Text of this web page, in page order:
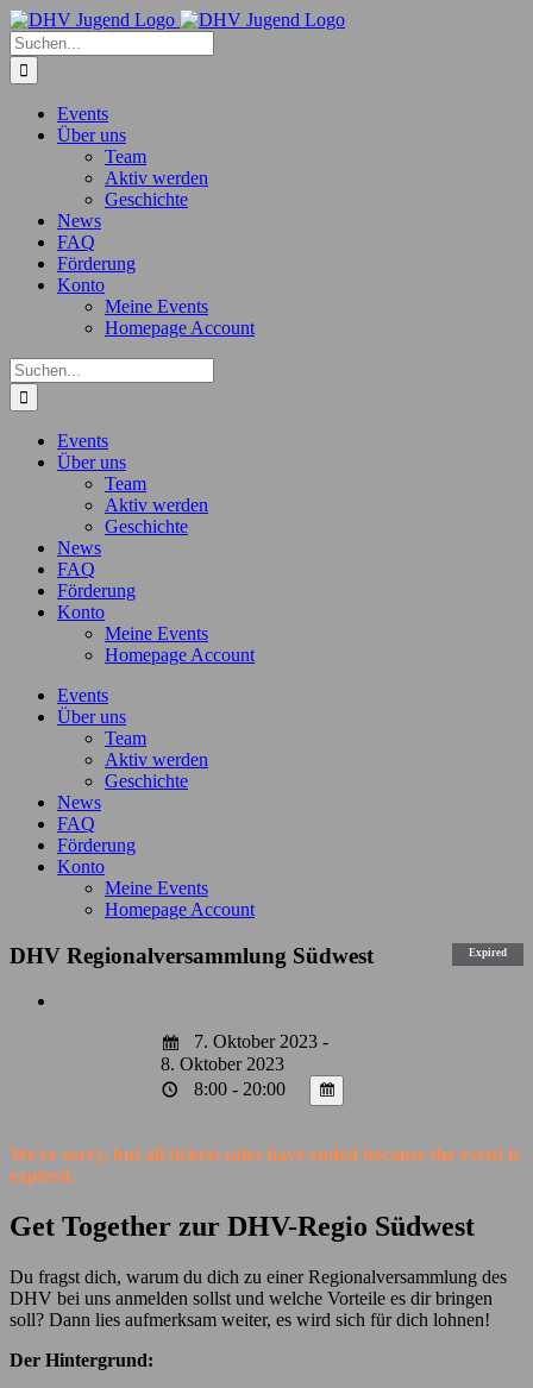
Zum
Inhalt
springen
Suche
nach:
Events
Über uns
Team
Aktiv werden
Geschichte
News
FAQ
Förderung
Konto
Meine Events
Homepage Account
Suche
nach:
Events
Über uns
Team
Aktiv werden
Geschichte
News
FAQ
Förderung
Konto
Meine Events
Homepage Account
Events
Über uns
Team
Aktiv werden
Geschichte
News
FAQ
Förderung
Konto
Meine Events
Homepage Account
Expired
DHV Regionalversammlung Südwest
7. Oktober 2023 -
8. Oktober 2023
8:00 - 20:00
We're sorry, but all tickets sales have ended because the event is
expired.
Get Together zur DHV-Regio Südwest
Du fragst dich, warum du dich zu einer Regionalversammlung des
DHV bei uns anmelden sollst und welche Vorteile es dir bringen
soll? Dann lies aufmerksam weiter, es wird sich für dich lohnen!
Der Hintergrund: